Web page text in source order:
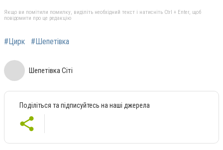
Якщо ви помітили помилку, виділіть необхідний текст і натисніть Ctrl + Enter, щоб
повідомити про це редакцію
#Цирк #Шепетівка
Шепетівка Сіті
Поділіться та підписуйтесь на наші джерела